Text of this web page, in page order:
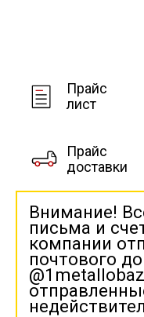
Прайс
лист
Прайс
доставки
Внимание!
письма и
компании
почтового